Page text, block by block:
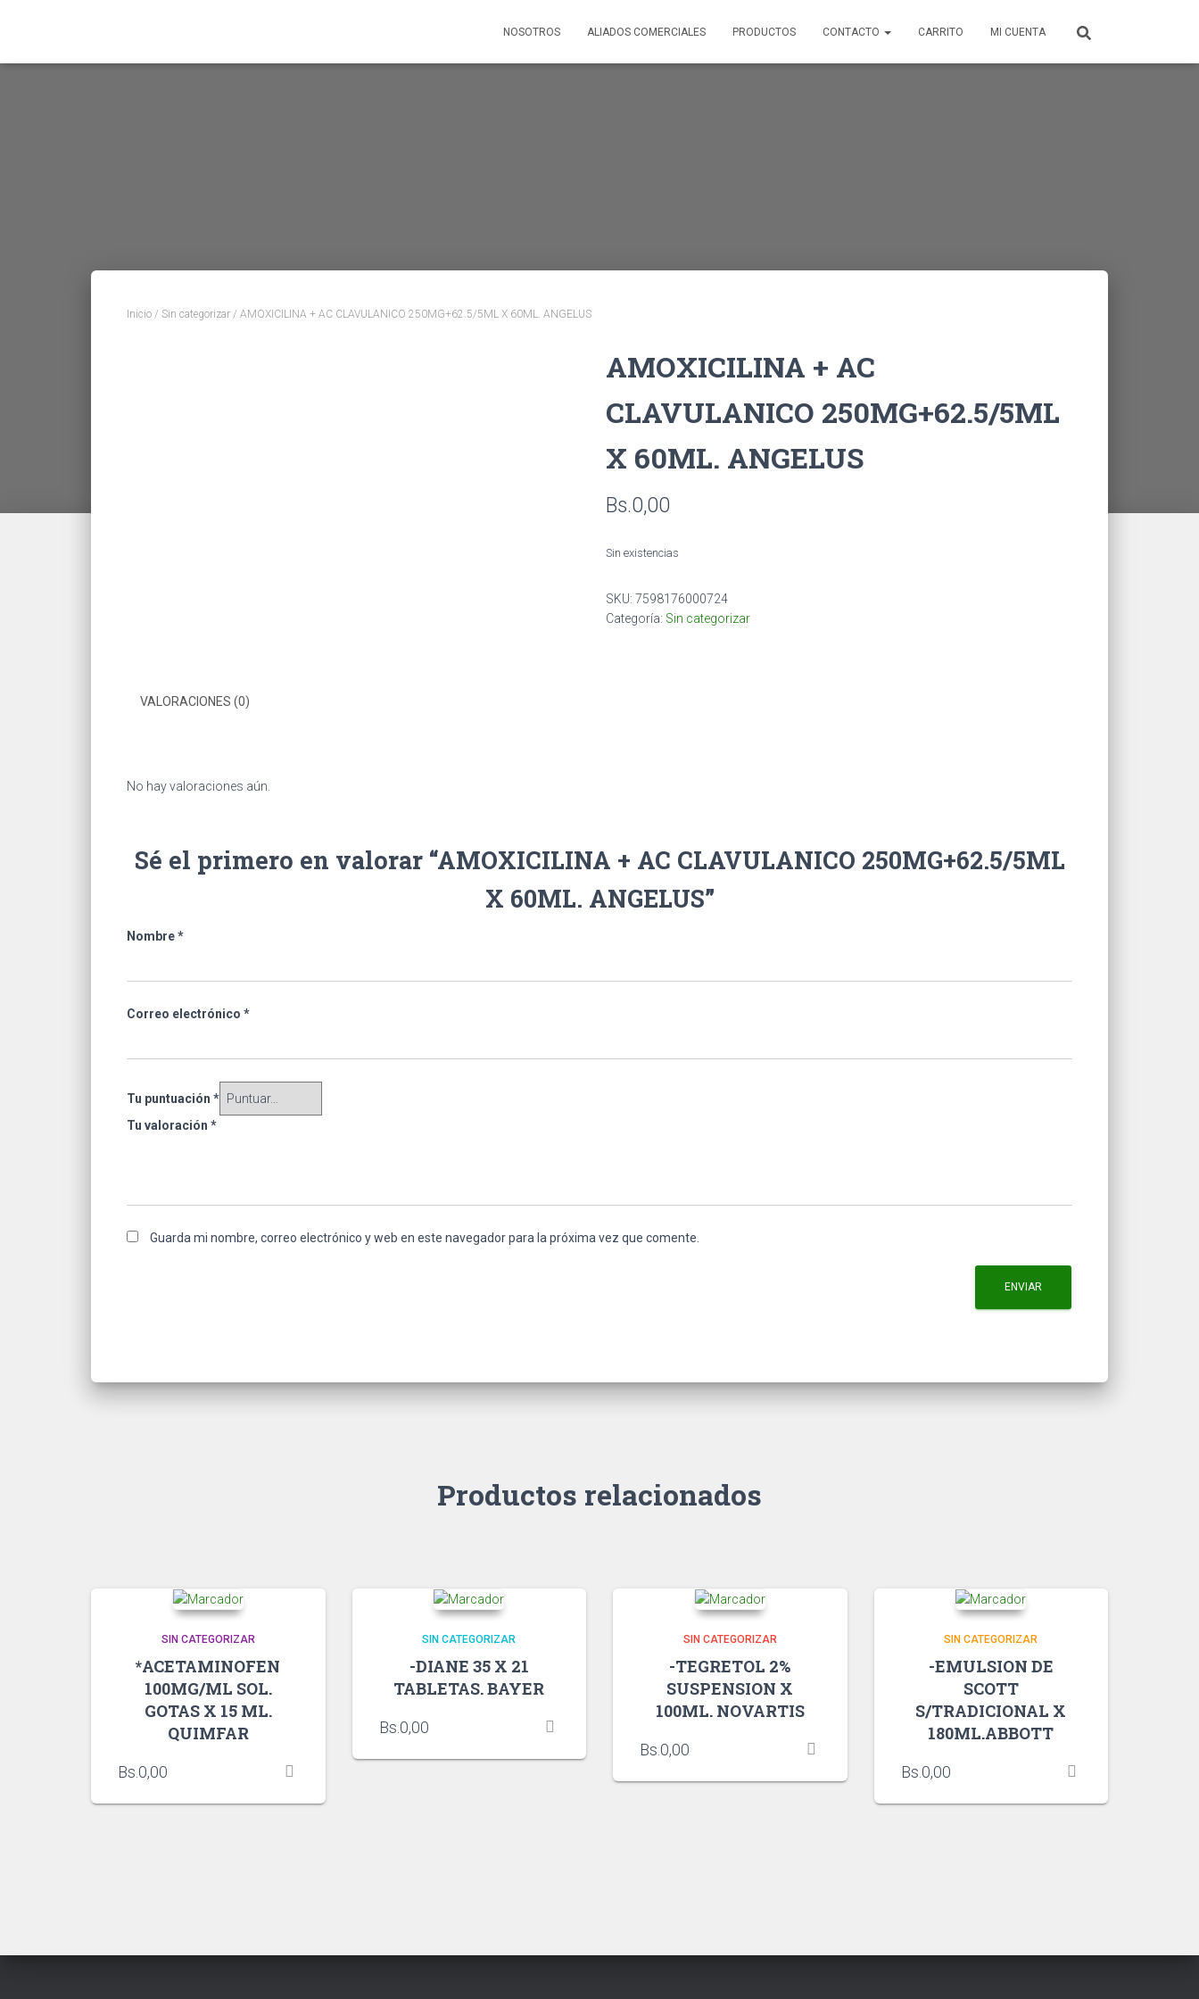
NOSOTROS ALIADOS COMERCIALES PRODUCTOS CONTACTO CARRITO MI CUENTA
Inicio / Sin categorizar / AMOXICILINA + AC CLAVULANICO 250MG+62.5/5ML X 60ML. ANGELUS
AMOXICILINA + AC
CLAVULANICO 250MG+62.5/5ML
X 60ML. ANGELUS
Bs.0,00
Sin existencias
SKU: 7598176000724
Categoría: Sin categorizar
VALORACIONES (0)
No hay valoraciones aún.
Sé el primero en valorar “AMOXICILINA + AC CLAVULANICO 250MG+62.5/5ML
X 60ML. ANGELUS”
Nombre*
Correo electrónico *
Tu puntuación *
Tu valoración *
Guarda mi nombre, correo electrónico y web en este navegador para la próxima vez que comente.
Productos relacionados
SIN CATEGORIZAR
*ACETAMINOFEN
100MG/ML SOL.
GOTAS X 15 ML.
QUIMFAR
Bs.0,00
SIN CATEGORIZAR
-DIANE 35 X 21
TABLETAS. BAYER
Bs.0,00
SIN CATEGORIZAR
-TEGRETOL 2%
SUSPENSION X
100ML. NOVARTIS
Bs.0,00
SIN CATEGORIZAR
-EMULSION DE
SCOTT
S/TRADICIONAL X
180ML.ABBOTT
Bs.0,00